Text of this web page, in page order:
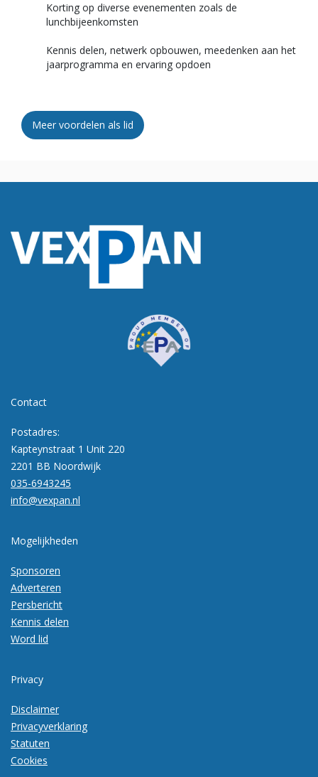
Korting op diverse evenementen zoals de
lunchbijeenkomsten
Kennis delen, netwerk opbouwen, meedenken aan het
jaarprogramma en ervaring opdoen
Meer voordelen als lid
Contact
Postadres:
Kapteynstraat 1 Unit 220
2201 BB Noordwijk
035-6943245
info@vexpan.nl
Mogelijkheden
Sponsoren
Adverteren
Persbericht
Kennis delen
Word lid
Privacy
Disclaimer
Privacyverklaring
Statuten
Cookies